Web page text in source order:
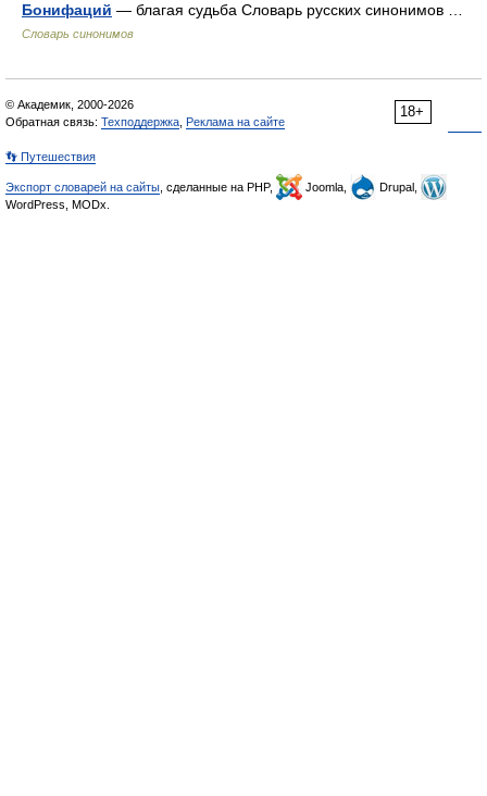
Бонифаций — благая судьба Словарь русских синонимов …
Словарь синонимов
18+
© Академик, 2000-2026
Обратная связь: Техподдержка Реклама на сайте
👣 Путешествия
Экспорт словарей на сайты , сделанные на PHP, Joomla,
Drupal,
WordPress, MODx.